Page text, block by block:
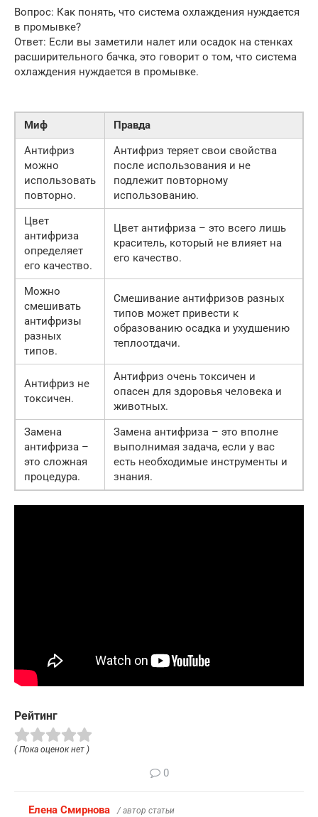
Вопрос: Как понять, что система охлаждения нуждается
в промывке?
Ответ: Если вы заметили налет или осадок на стенках
расширительного бачка, это говорит о том, что система
охлаждения нуждается в промывке.
Миф
Правда
Антифриз
можно
использовать
повторно.
Антифриз теряет свои свойства
после использования и не
подлежит повторному
использованию.
Цвет
антифриза
определяет
его качество.
Цвет антифриза – это всего лишь
краситель, который не влияет на
его качество.
Можно
смешивать
антифризы
разных
типов.
Смешивание антифризов разных
типов может привести к
образованию осадка и ухудшению
теплоотдачи.
Антифриз не
токсичен.
Антифриз очень токсичен и
опасен для здоровья человека и
животных.
Замена
антифриза –
это сложная
процедура.
Замена антифриза – это вполне
выполнимая задача, если у вас
есть необходимые инструменты и
знания.
Рейтинг
( Пока оценок нет )
0
Елена Смирнова / автор статьи